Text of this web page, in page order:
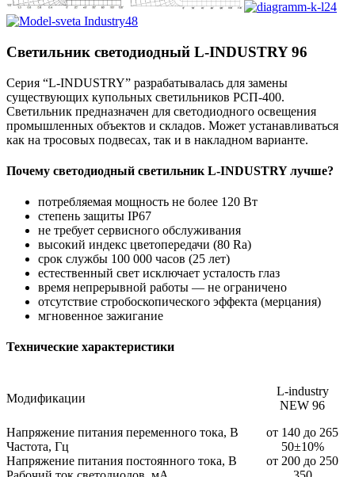
Светильник светодиодный L-INDUSTRY 96
Серия “L-INDUSTRY” разрабатывалась для замены
существующих купольных светильников РСП-400.
Светильник предназначен для светодиодного освещения
промышленных объектов и складов. Может устанавливаться
как на тросовых подвесах, так и в накладном варианте.
Почему светодиодный светильник L-INDUSTRY лучше?
потребляемая мощность не более 120 Вт
степень защиты IP67
не требует сервисного обслуживания
высокий индекс цветопередачи (80 Ra)
срок службы 100 000 часов (25 лет)
естественный свет исключает усталость глаз
время непрерывной работы — не ограничено
отсутствие стробоскопического эффекта (мерцания)
мгновенное зажигание
Технические характеристики
Модификации
L-industry
NEW 96
Напряжение питания переменного тока, В
от 140 до 265
Частота, Гц
50±10%
Напряжение питания постоянного тока, В
от 200 до 250